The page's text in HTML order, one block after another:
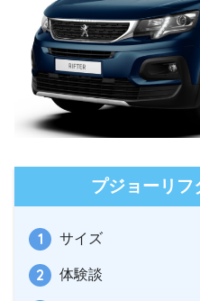
プジョーリフ
サイズ
体験談